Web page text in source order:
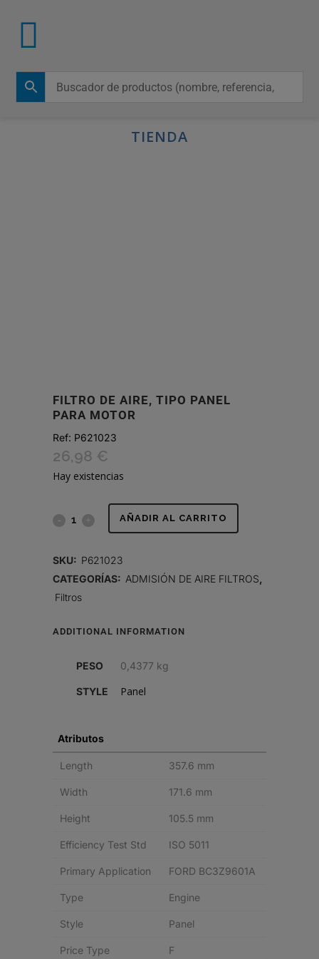
TIENDA
FILTRO DE AIRE, TIPO PANEL
PARA MOTOR
Ref: P621023
26,98 €
Hay existencias
FILTRO
TIPO
AÑADIR AL CARRITO
SKU: P621023
CATEGORÍAS: ADMISIÓN DE AIRE FILTROS
Filtros
ADDITIONAL INFORMATION
PESO 0,4377 kg
STYLE Panel
Atributos
Length 357.6 mm
Width 171.6 mm
Height 105.5 mm
Efficiency Test Std ISO 5011
Primary Application FORD BC3Z9601A
Type Engine
Style Panel
Price Type F